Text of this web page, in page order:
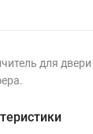
для